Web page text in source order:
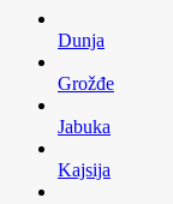
Dunja
Grožđe
Jabuka
Kajsija